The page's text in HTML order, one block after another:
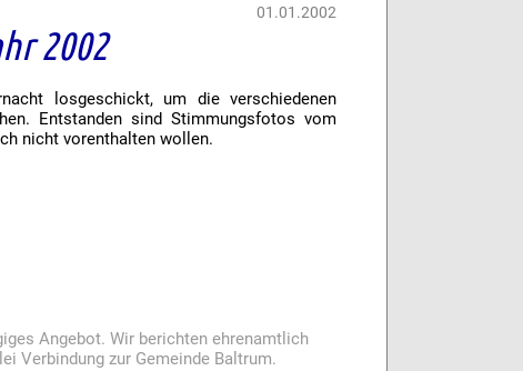
01.01.2002
2002
losgeschickt, um die verschiedenen
Entstanden sind Stimmungsfotos vom
nicht vorenthalten wollen.
Angebot. Wir berichten ehrenamtlich
Verbindung zur Gemeinde Baltrum.